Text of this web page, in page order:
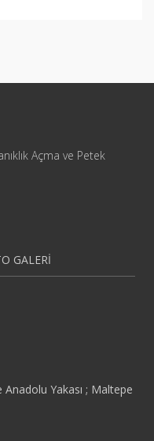
Açma ve Petek
GALERİ
Yakası ; Maltepe